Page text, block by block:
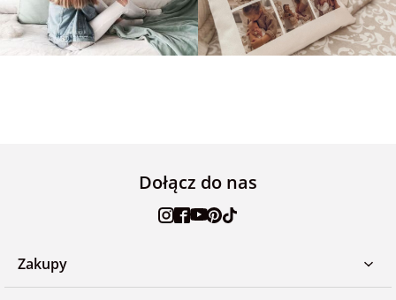
Dołącz do nas
Zakupy